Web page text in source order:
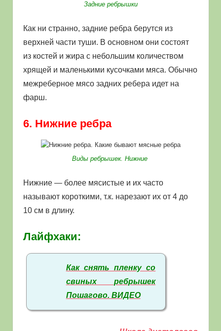
Задние ребрышки
Как ни странно, задние ребра берутся из
верхней части туши. В основном они состоят
из костей и жира с небольшим количеством
хрящей и маленькими кусочками мяса. Обычно
межреберное мясо задних ребера идет на
фарш.
6. Нижние ребра
Виды ребрышек. Нижние
Нижние — более мясистые и их часто
называют короткими, т.к. нарезают их от 4 до
10 см в длину.
Лайфхаки:
Как снять пленку со
свиных ребрышек
Пошагово. ВИДЕО